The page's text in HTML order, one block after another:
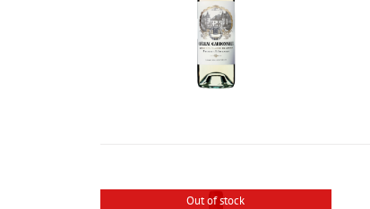
Out of stock